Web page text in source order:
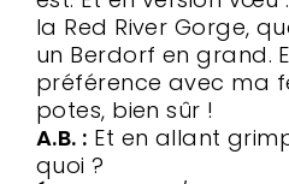
la Red River Gorge,
un Berdorf en grand.
préférence avec ma
potes, bien sûr !
A.B. : Et en allant
quoi ?